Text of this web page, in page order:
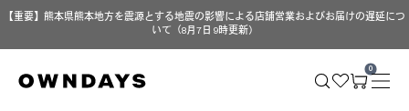
【重要】熊本県熊本地方を震源とする地震の影響による店舗営業およびお届けの遅延につ
いて（8月7日 9時更新）
0